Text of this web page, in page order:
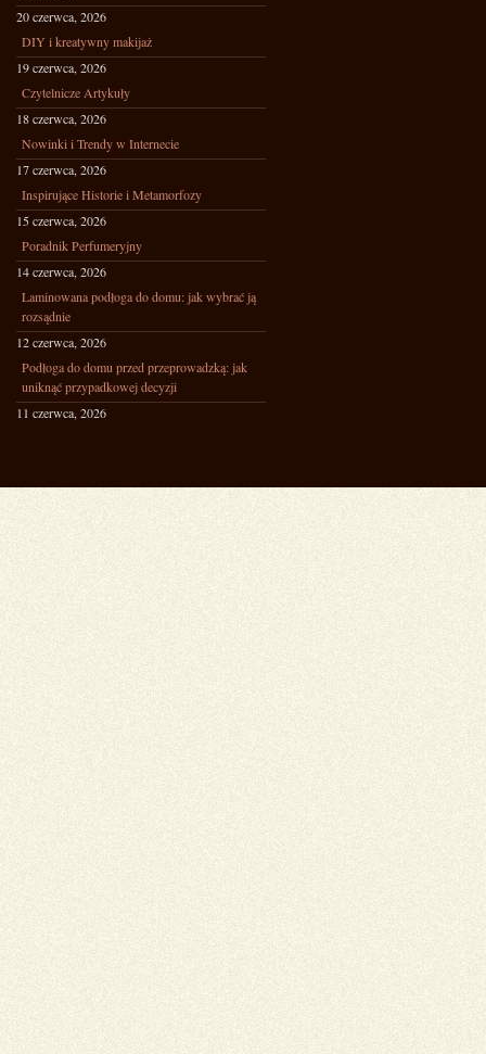
20 czerwca, 2026
DIY i kreatywny makijaż
19 czerwca, 2026
Czytelnicze Artykuły
18 czerwca, 2026
Nowinki i Trendy w Internecie
17 czerwca, 2026
Inspirujące Historie i Metamorfozy
15 czerwca, 2026
Poradnik Perfumeryjny
14 czerwca, 2026
Laminowana podłoga do domu: jak wybrać ją
rozsądnie
12 czerwca, 2026
Podłoga do domu przed przeprowadzką: jak
uniknąć przypadkowej decyzji
11 czerwca, 2026